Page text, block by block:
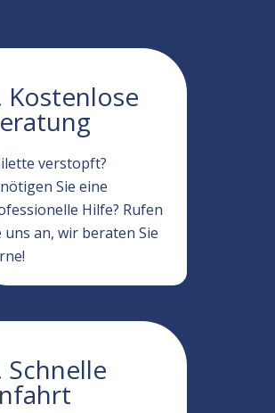
Kostenlose
verstopft?
Sie eine
Hilfe? Rufen
uns an, wir beraten Sie
Schnelle